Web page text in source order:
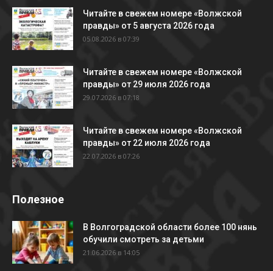
Читайте в свежем номере «Волжской
правды» от 5 августа 2026 года
05.08.2026 в 07:39
Читайте в свежем номере «Волжской
правды» от 29 июля 2026 года
29.07.2026 в 07:18
Читайте в свежем номере «Волжской
правды» от 22 июля 2026 года
22.07.2026 в 07:26
Полезное
В Волгоградской области более 100 нянь
обучили смотреть за детьми
21.06.2026 в 14:05